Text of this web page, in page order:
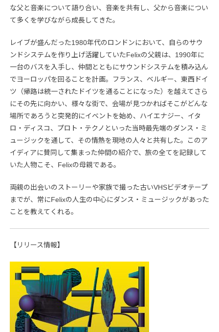
な父と音楽について語り合い、音楽を共有し、父から音楽につい
て多くを学びながら成長してきた。
レイブが盛んだった1980年代のロンドンにおいて、自らのサウ
ンドシステムを作り上げ活躍していたFelixの父親は、1990年に
一台のバスを入手し、仲間とともにサウンドシステムを積み込ん
でヨーロッパを回ることを計画。フランス、ベルギー、東西ドイ
ツ（帰路は統一されたドイツを通ることになった）を越えてさら
にその先に向かい、様々な街で、会場が見つかればそこがどんな
場所であろうと突発的にイベントを始め、ハイエナジー、イタ
ロ・ディスコ、プロト・テクノといった当時最先端のダンス・ミ
ュージックを通して、その情熱を現地の人々と共有した。このア
イディアに賛同して集まった仲間の紹介で、旅の全てを記録して
いた人物こそ、Felixの母親である。
両親の出会いのストーリーや家族で撮った古いVHSビデオテープ
までが、常にFelixの人生の中心にダンス・ミュージックがあった
ことを教えてくれる。
【リリース情報】